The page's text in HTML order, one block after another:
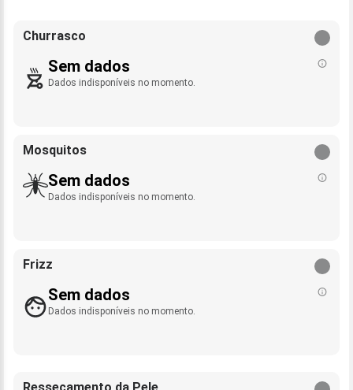
Churrasco
Sem dados
Dados indisponíveis no momento.
Mosquitos
Sem dados
Dados indisponíveis no momento.
Frizz
Sem dados
Dados indisponíveis no momento.